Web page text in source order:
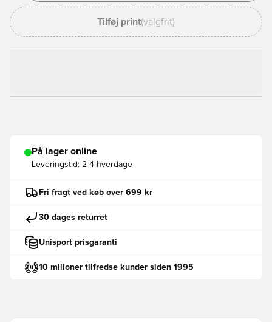
Tilføj print(valgfrit)
På lager online
Leveringstid: 2-4 hverdage
Fri fragt ved køb over 699 kr
30 dages returret
Unisport prisgaranti
10 milioner tilfredse kunder siden 1995